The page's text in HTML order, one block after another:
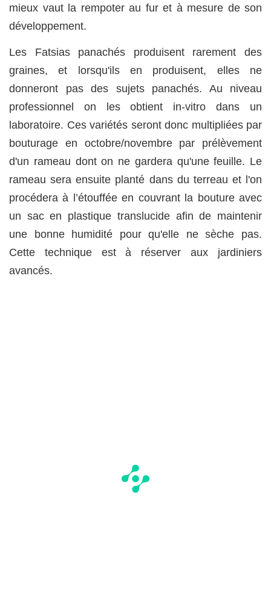
mieux vaut la rempoter au fur et à mesure de son
développement.
Les Fatsias panachés produisent rarement des
graines, et lorsqu'ils en produisent, elles ne
donneront pas des sujets panachés. Au niveau
professionnel on les obtient in-vitro dans un
laboratoire. Ces variétés seront donc multipliées par
bouturage en octobre/novembre par prélèvement
d'un rameau dont on ne gardera qu'une feuille. Le
rameau sera ensuite planté dans du terreau et l'on
procédera à l’étouffée en couvrant la bouture avec
un sac en plastique translucide afin de maintenir
une bonne humidité pour qu'elle ne sèche pas.
Cette technique est à réserver aux jardiniers
avancés.